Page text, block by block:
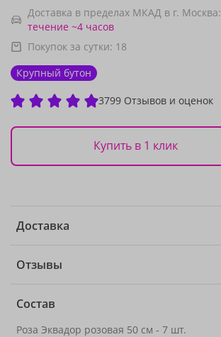
Доставка в пределах МКАД в г. Москва:
течение ~4 часов
Покупок за сутки: 18
Крупный бутон
3799 Отзывов и оценок
Купить в 1 клик
Доставка
Отзывы
Состав
Роза Эквадор розовая 50 см - 7 шт.